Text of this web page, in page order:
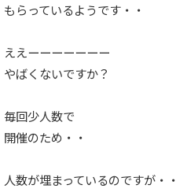
もらっているようです・・
ええーーーーーーー
やばくないですか？
毎回少人数で
開催のため・・
人数が埋まっているのですが・・